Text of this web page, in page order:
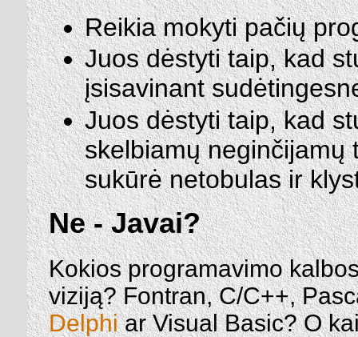
Reikia mokyti pačių
Juos dėstyti taip, kad
įsisavinant
Juos dėstyti taip, kad
skelbiamų neginčijamų
sukūrė netobulas ir
Ne - Javai?
Kokios programavimo
viziją? Fontran, C/C++,
Delphiar Visual Basic? O